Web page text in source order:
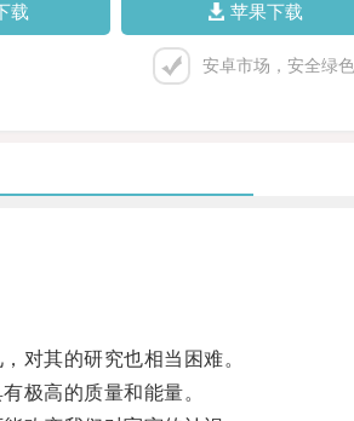
载 苹果下载
安卓市场，安全绿色
其的研究也相当困难。
极高的质量和能量。